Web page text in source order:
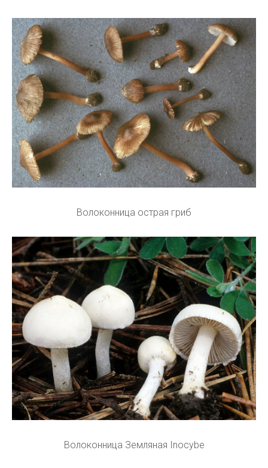
Волоконница острая гриб
Волоконница Земляная Inocybe